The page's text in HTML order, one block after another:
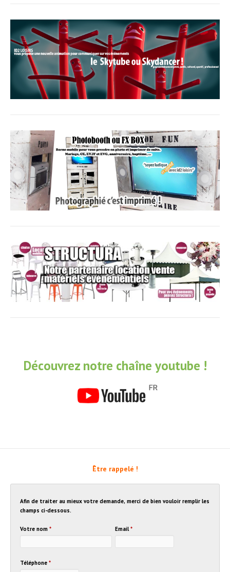
Découvrez notre chaîne youtube !
Être rappelé !
Afin de traiter au mieux votre demande, merci de bien vouloir remplir les
champs ci-dessous.
Votre nom * Email*
Téléphone *